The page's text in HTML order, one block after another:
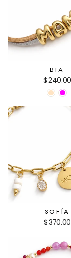
BIA
$ 240.00
SOFÍA
$ 370.00